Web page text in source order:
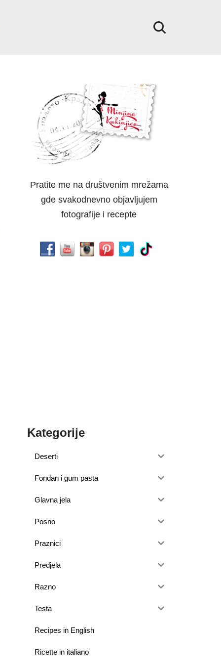
Pratite me na društvenim mrežama
gde svakodnevno objavljujem
fotografije i recepte
Kategorije
Deserti
Fondan i gum pasta
Glavna jela
Posno
Praznici
Predjela
Razno
Testa
Recipes in English
Ricette in italiano